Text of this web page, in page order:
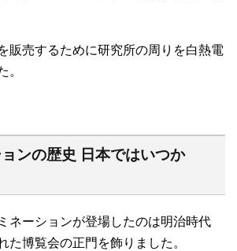
販売するために研究所の周りを白熱電
。
ンの歴史 日本ではいつか
ネーションが登場したのは明治時代
た博覧会の正門を飾りました。